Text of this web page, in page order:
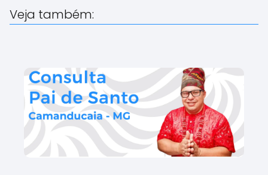
Veja também: